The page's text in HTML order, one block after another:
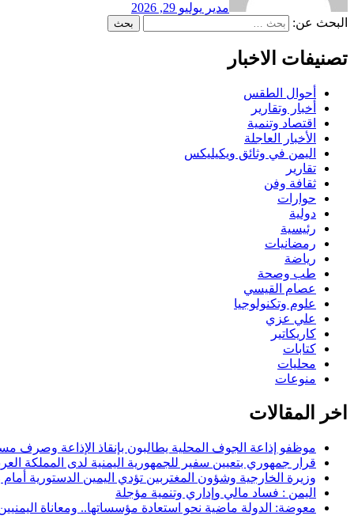
مدير يوليو 29, 2026
البحث عن:
تصنيفات الاخبار
أحوال الطقس
أخبار وتقارير
اقتصاد وتنمية
الأخبار العاجلة
اليمن في وثائق ويكيليكس
تقارير
ثقافة وفن
حوارات
دولية
رئيسية
رمضانيات
رياضة
طب وصحة
عصام القيسي
علوم وتكنولوجيا
علي عزي
كاريكاتير
كتابات
محليات
منوعات
اخر المقالات
موظفو إذاعة الجوف المحلية يطالبون بإنقاذ الإذاعة وصرف
قرار جمهوري بتعيين سفير للجمهورية اليمنية لدى المملكة
وزيرة الخارجية وشؤون المغتربين تؤدي اليمين الدستورية
اليمن : فساد مالي وإداري وتنمية مؤجلة
معوضة: الدولة ماضية نحو استعادة مؤسساتها.. ومعاناة